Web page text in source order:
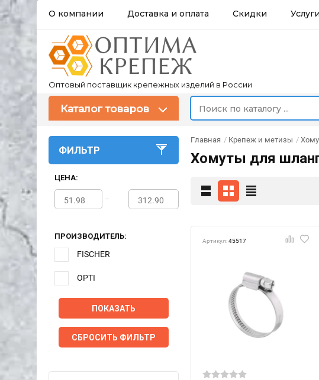
О компании Доставка и оплата Скидки Услуги
Оптовый поставщик крепежных изделий в России
Каталог товаров
ФИЛЬТР
ЦЕНА:
–
ПРОИЗВОДИТЕЛЬ:
FISCHER
OPTI
ПОКАЗАТЬ
СБРОСИТЬ ФИЛЬТР
Главная / Крепеж и метизы /
Хомуты для
Артикул:45517